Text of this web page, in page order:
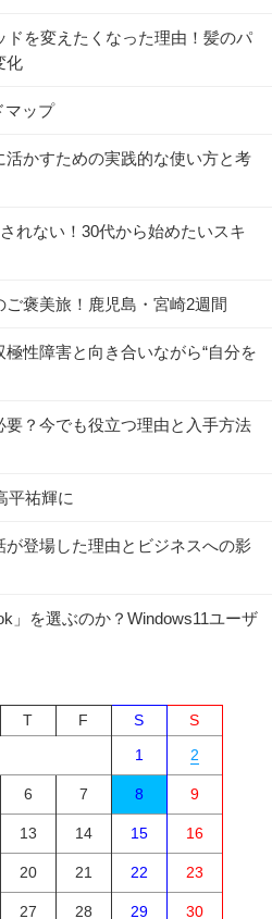
ドを変えたくなった理由！髪のパ
化
マップ
活かすための実践的な使い方と考
れない！30代から始めたいスキ
褒美旅！鹿児島・宮崎2週間
極性障害と向き合いながら“自分を
要？今でも役立つ理由と入手方法
平祐輝に
登場した理由とビジネスへの影
」を選ぶのか？Windows11ユーザ
T F S
S
1
2
6 7 8 9
13 14 15 16
20 21 22 23
27 28 29 30